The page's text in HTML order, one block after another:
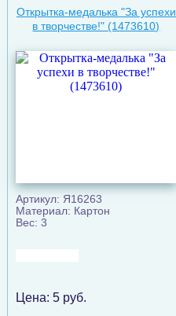
Открытка-медалька "За успехи
в творчестве!" (1473610)
Артикул: Я16263
Материал: Картон
Вес: 3
Цена: 5руб.